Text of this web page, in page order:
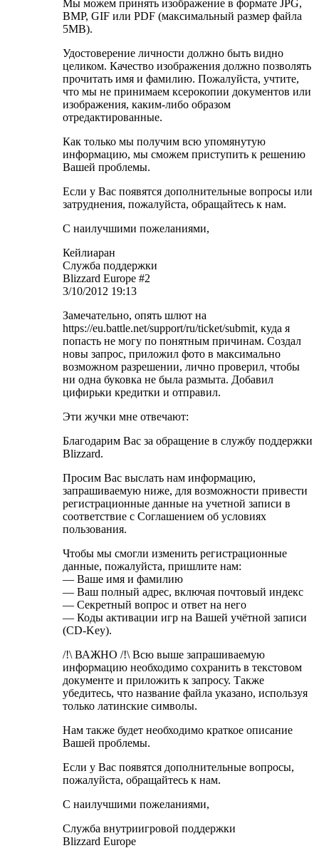
Мы можем принять изображение в формате JPG,
BMP, GIF или PDF (максимальный размер файла
5MB).
Удостоверение личности должно быть видно
целиком. Качество изображения должно позволять
прочитать имя и фамилию. Пожалуйста, учтите,
что мы не принимаем ксерокопии документов или
изображения, каким-либо образом
отредактированные.
Как только мы получим всю упомянутую
информацию, мы сможем приступить к решению
Вашей проблемы.
Если у Вас появятся дополнительные вопросы или
затруднения, пожалуйста, обращайтесь к нам.
С наилучшими пожеланиями,
Кейлиаран
Служба поддержки
Blizzard Europe #2
3/10/2012 19:13
Замечательно, опять шлют на
https://eu.battle.net/support/ru/ticket/submit, куда я
попасть не могу по понятным причинам. Создал
новы запрос, приложил фото в максимально
возможном разрешении, лично проверил, чтобы
ни одна буковка не была размыта. Добавил
цифирьки кредитки и отправил.
Эти жучки мне отвечают:
Благодарим Вас за обращение в службу поддержки
Blizzard.
Просим Вас выслать нам информацию,
запрашиваемую ниже, для возможности привести
регистрационные данные на учетной записи в
соответствие с Соглашением об условиях
пользования.
Чтобы мы смогли изменить регистрационные
данные, пожалуйста, пришлите нам:
— Ваше имя и фамилию
— Ваш полный адрес, включая почтовый индекс
— Секретный вопрос и ответ на него
— Коды активации игр на Вашей учётной записи
(CD-Key).
/!\ ВАЖНО /!\ Всю выше запрашиваемую
информацию необходимо сохранить в текстовом
документе и приложить к запросу. Также
убедитесь, что название файла указано, используя
только латинские символы.
Нам также будет необходимо краткое описание
Вашей проблемы.
Если у Вас появятся дополнительные вопросы,
пожалуйста, обращайтесь к нам.
С наилучшими пожеланиями,
Служба внутриигровой поддержки
Blizzard Europe